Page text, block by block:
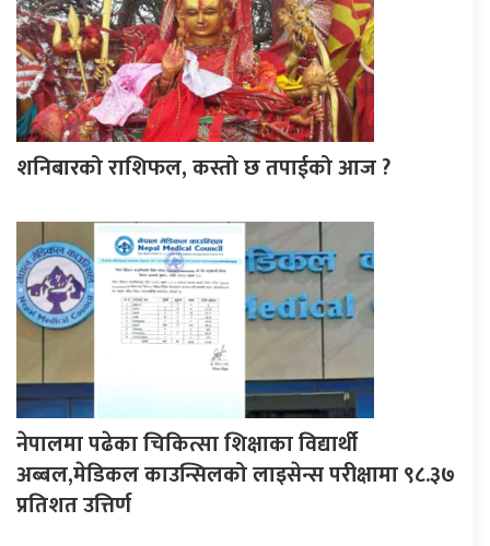
शनिबारको राशिफल, कस्तो छ तपाईको आज ?
नेपालमा पढेका चिकित्सा शिक्षाका विद्यार्थी
अब्बल,मेडिकल काउन्सिलको लाइसेन्स परीक्षामा ९८.३७
प्रतिशत उत्तिर्ण